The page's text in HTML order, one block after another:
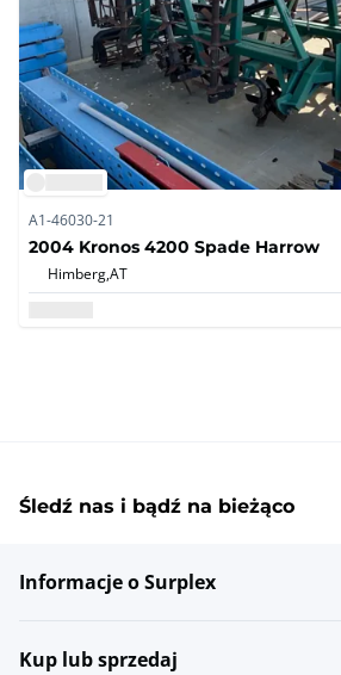
A1-46030-21
2004 Kronos 4200 Spade Harrow
Himberg,AT
Śledź nas i bądź na bieżąco
Informacje o Surplex
Kup lub sprzedaj